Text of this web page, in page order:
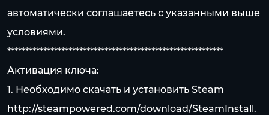
автоматически соглашаетесь с указанными выше
условиями.
************************************************************
Активация ключа:
1. Необходимо скачать и установить Steam
http://steampowered.com/download/SteamInstall.